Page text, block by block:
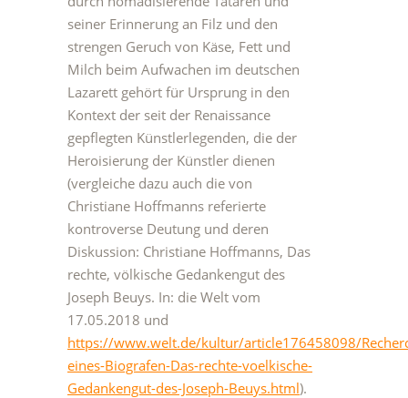
seiner Erinnerung an Filz und den
strengen Geruch von Käse, Fett und
Milch beim Aufwachen im deutschen
Lazarett gehört für Ursprung in den
Kontext der seit der Renaissance
gepflegten Künstlerlegenden, die der
Heroisierung der Künstler dienen
(vergleiche dazu auch die von
Christiane Hoffmanns referierte
kontroverse Deutung und deren
Diskussion: Christiane Hoffmanns, Das
rechte, völkische Gedankengut des
Joseph Beuys. In: die Welt vom
17.05.2018 und
https://www.welt.de/kultur/article176458098/
eines-Biografen-Das-rechte-voelkische-
Gedankengut-des-Joseph-Beuys.html).